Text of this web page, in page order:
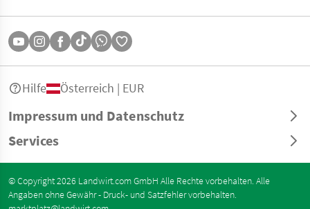
Impressum und Datenschutz
Services
Hilfe Österreich | EUR
© Copyright 2026 Landwirt.com GmbH Alle Rechte vorbehalten. Alle
Angaben ohne Gewähr - Druck- und Satzfehler vorbehalten.